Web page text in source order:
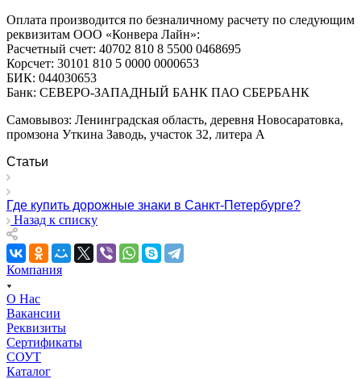
Оплата производится по безналичному расчету по следующим
реквизитам ООО «Конвера Лайн»:
Расчетный счет: 40702 810 8 5500 0468695
Корсчет: 30101 810 5 0000 0000653
БИК: 044030653
Банк: СЕВЕРО-ЗАПАДНЫЙ БАНК ПАО СБЕРБАНК
Самовывоз: Ленинградская область, деревня Новосаратовка,
промзона Уткина Заводь, участок 32, литера А
Статьи
Где купить дорожные знаки в Санкт-Петербурге?
Назад к списку
Компания
О Нас
Вакансии
Реквизиты
Сертификаты
СОУТ
Каталог